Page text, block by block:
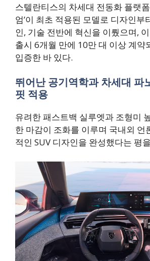
스텔란티스의 차세대 전동화 플랫폼
엄’이 최초 적용된 모델로 디자인부
인, 기술 전반에 혁신을 이뤘으며,
출시 6개월 만에 10만 대 이상 계약
입증한 바 있다.
뛰어난 공기역학과 차세대 파
핏 적용
유려한 패스트백 실루엣과 조형미
한 마감이 조화를 이루며 국내외 언
적인 SUV 디자인을 완성했다는 평